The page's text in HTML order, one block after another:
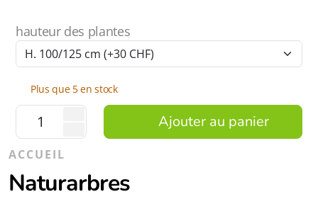
hauteur des plantes
Plus que 5 en stock
Ajouter au panier
ACCUEIL
Naturarbres